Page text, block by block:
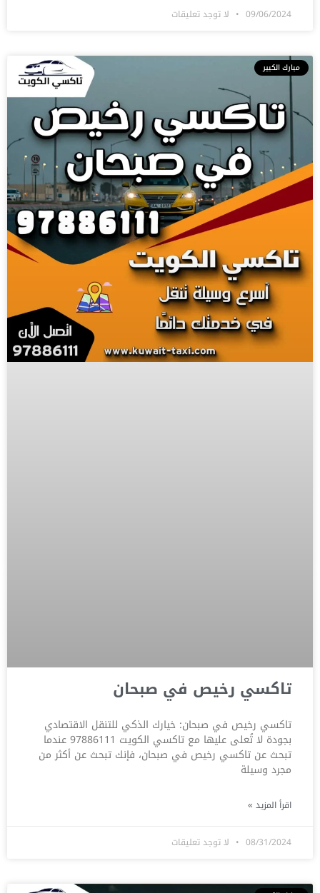
09/06/2024 لا توجد تعليقات
مبارك الكبير
تاكسي رخيص في صبحان
تاكسي رخيص في صبحان: خيارك الذكي للتنقل الاقتصادي
بجودة لا تُعلى عليها مع تاكسي الكويت 97886111 عندما
تبحث عن تاكسي رخيص في صبحان، فإنك تبحث عن أكثر من
مجرد وسيلة
اقرأ المزيد »
08/31/2024 لا توجد تعليقات